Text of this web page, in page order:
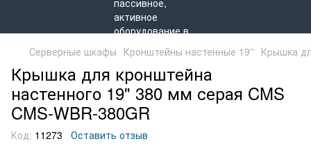
Серверные шкафы Кронштейны настенные 19'' Крышка
Крышка для кронштейна
настенного 19" 380 мм серая CMS
CMS-WBR-380GR
Код: 11273 Оставить отзыв